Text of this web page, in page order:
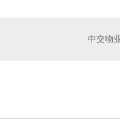
中交物